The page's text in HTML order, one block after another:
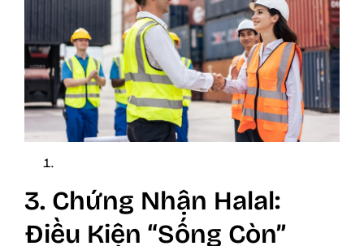
3. Chứng Nhận Halal:
Điều Kiện “Sống Còn”